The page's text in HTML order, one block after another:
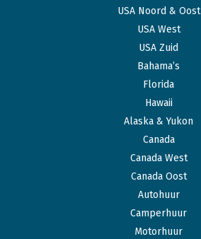
USA Noord & Oost
USA West
USA Zuid
Bahama’s
Florida
Hawaii
Alaska & Yukon
Canada
Canada West
Canada Oost
Autohuur
Camperhuur
Motorhuur